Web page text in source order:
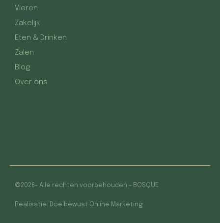
Vieren
Zakelijk
Eten & Drinken
Zalen
Blog
Over ons
©2026- Alle rechten voorbehouden - BOSQUE
Realisatie: Doelbewust Online Marketing